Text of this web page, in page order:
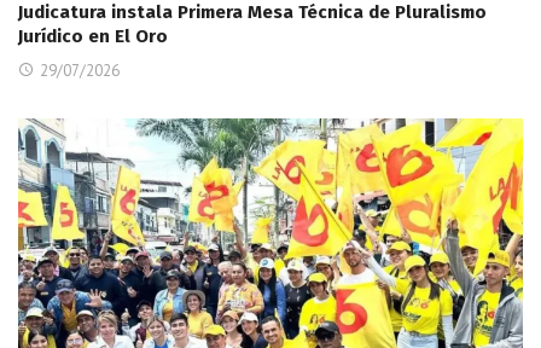
Judicatura instala Primera Mesa Técnica de Pluralismo
Jurídico en El Oro
29/07/2026